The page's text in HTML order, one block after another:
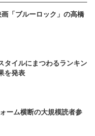
「ブルーロック」の高橋
タイルにまつわるランキン
を発表
ーム横断の大規模読者参